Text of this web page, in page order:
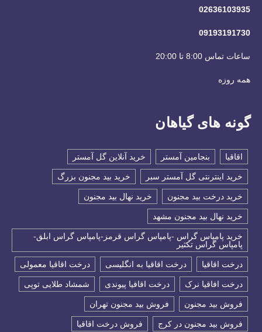
02636103935
09193191730
ساعات تماس 8:00 تا 20:00
همه روزه
گونه های گیاهان
اقاقیا بنجامین آمستر خرید آنلاین گل آمستر
خرید اینترنتی گل آمستر سبر خرید بید مجنون بزرگ
خرید درخت بید مجنون خرید نهال بید مجنون
خرید نهال بید مجنون مشهد
خرید پامپاس گراس -پامپاس گراس قرمز-پامپاس گراس ابلق-
پامپاس گراس تکثیر
درخت اقاقیا درخت اقاقیا به انگلیسی درخت اقاقیا معمولی
درخت اقاقیا نرک درخت اقاقیا پیوندی شمشاد طلایی توپی
فروش بید مجنون فروش بید مجنون تهران
فروش بید مجنون در کرج فروش درخت اقاقیا